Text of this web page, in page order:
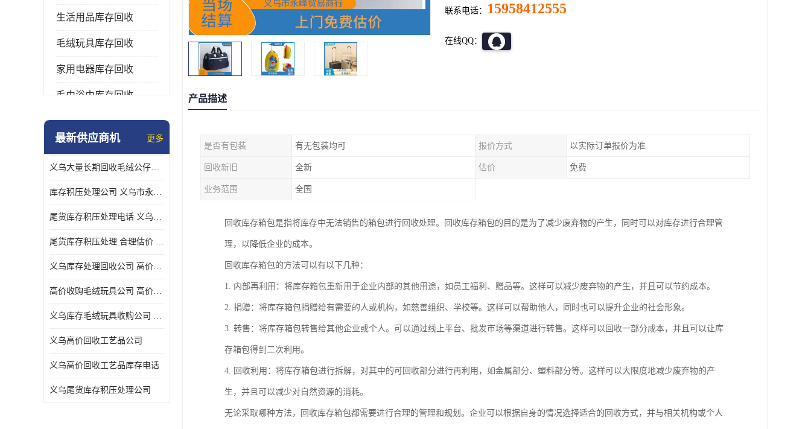
生活用品库存回收
毛绒玩具库存回收
家用电器库存回收
毛巾浴巾库存回收
水杯保温杯库存回收
五金工具库存回收
库存厨具回收
最新供应商机 更多
义乌大量长期回收毛绒公仔公司 高价回收库存积压 高价回收 欢迎电话咨询
库存积压处理公司 义乌市永峰贸易商行
尾货库存积压处理电话 义乌市永峰贸易商行
尾货库存积压处理 合理估价 量大量小均可
义乌库存处理回收公司 高价回收库存积压 大量尾货回收
高价收购毛绒玩具公司 高价回收库存积压 回收库存 二手勿扰
义乌库存毛绒玩具收购公司 高价回收库存积压 义乌市永峰贸易商行
义乌高价回收工艺品公司
义乌高价回收工艺品库存电话
义乌尾货库存积压处理公司
联系电话： 15958412555
在线QQ：
产品描述
是否有包装 有无包装均可 报价方式 以实际订单报价为准
回收新旧 全新 估价 免费
业务范围 全国
回收库存箱包是指将库存中无法销售的箱包进行回收处理。回收库存箱包的目的是为了减少废弃物的产生，同时可以对库存进行合理管
理，以降低企业的成本。
回收库存箱包的方法可以有以下几种：
1. 内部再利用：将库存箱包重新用于企业内部的其他用途，如员工福利、赠品等。这样可以减少废弃物的产生，并且可以节约成本。
2. 捐赠：将库存箱包捐赠给有需要的人或机构，如慈善组织、学校等。这样可以帮助他人，同时也可以提升企业的社会形象。
3. 转售：将库存箱包转售给其他企业或个人。可以通过线上平台、批发市场等渠道进行转售。这样可以回收一部分成本，并且可以让库
存箱包得到二次利用。
4. 回收利用：将库存箱包进行拆解，对其中的可回收部分进行再利用，如金属部分、塑料部分等。这样可以大限度地减少废弃物的产
生，并且可以减少对自然资源的消耗。
无论采取哪种方法，回收库存箱包都需要进行合理的管理和规划。企业可以根据自身的情况选择适合的回收方式，并与相关机构或个人